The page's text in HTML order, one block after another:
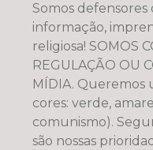
Somos defensores
informação, imprensa, internet, política e
religiosa! SOMOS
REGULAÇÃO OU CONTROLE SOCIAL DA
MÍDIA. Queremos
cores: verde, amarelo, azul e
comunismo).
são nossas prioridades. Tolerância